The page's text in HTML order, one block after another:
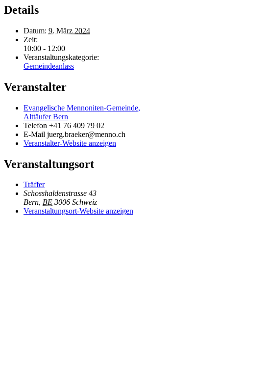
Details
Datum: 9. März 2024
Zeit:
10:00 - 12:00
Veranstaltungskategorie:
Gemeindeanlass
Veranstalter
Evangelische Mennoniten-Gemeinde,
Alttäufer Bern
Telefon +41 76 409 79 02
E-Mail juerg.braeker@menno.ch
Veranstalter-Website anzeigen
Veranstaltungsort
Träffer
Schosshaldenstrasse 43
Bern, BE 3006 Schweiz
Veranstaltungsort-Website anzeigen